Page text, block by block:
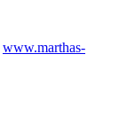
www.marthas-